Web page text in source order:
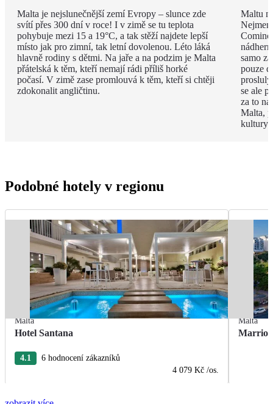
Malta je nejslunečnější zemí Evropy – slunce zde
svítí přes 300 dní v roce! I v zimě se tu teplota
pohybuje mezi 15 a 19°C, a tak stěží najdete lepší
místo jak pro zimní, tak letní dovolenou. Léto láká
hlavně rodiny s dětmi. Na jaře a na podzim je Malta
přátelská k těm, kteří nemají rádi příliš horké
počasí. V zimě zase promlouvá k těm, kteří si chtěji
zdokonalit angličtinu.
Maltu
samo
pouze
se ale
za to
Malta,
kultury
Podobné hotely v regionu
Malta
Hotel Santana
4.1
6 hodnocení zákazníků
4 079 Kč /os.
Malta